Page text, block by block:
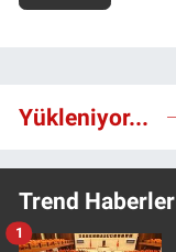
Yükleniyor...
Trend Haberler
1